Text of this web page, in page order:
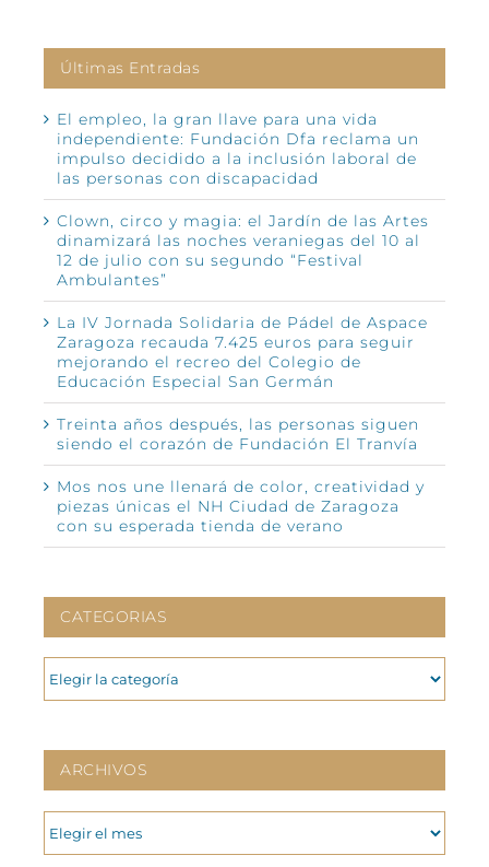
Últimas Entradas
El empleo, la gran llave para una vida
independiente: Fundación Dfa reclama un
impulso decidido a la inclusión laboral de
las personas con discapacidad
Clown, circo y magia: el Jardín de las Artes
dinamizará las noches veraniegas del 10 al
12 de julio con su segundo “Festival
Ambulantes”
La IV Jornada Solidaria de Pádel de Aspace
Zaragoza recauda 7.425 euros para seguir
mejorando el recreo del Colegio de
Educación Especial San Germán
Treinta años después, las personas siguen
siendo el corazón de Fundación El Tranvía
Mos nos une llenará de color, creatividad y
piezas únicas el NH Ciudad de Zaragoza
con su esperada tienda de verano
CATEGORIAS
CATEGORIAS
ARCHIVOS
ARCHIVOS